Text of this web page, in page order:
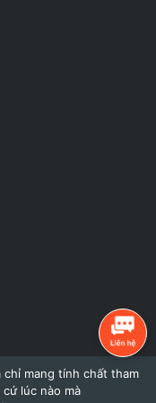
mang tính chất tham
lúc nào mà